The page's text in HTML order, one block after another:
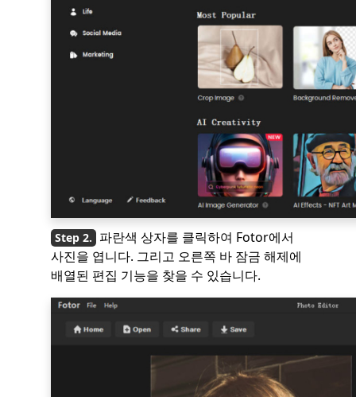
파란색 상자를 클릭하여 Fotor에서
사진을 엽니다. 그리고 오른쪽 바 잠금 해제에
배열된 편집 기능을 찾을 수 있습니다.